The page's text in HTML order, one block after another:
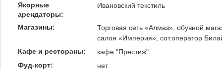
Якорные
арендаторы:
Ивановский текстиль
Магазины:
Торговая сеть «Алмаз», обувной
салон «Империя», сот.оператор
Кафе и рестораны:
кафе "Престиж"
Фуд-корт:
нет